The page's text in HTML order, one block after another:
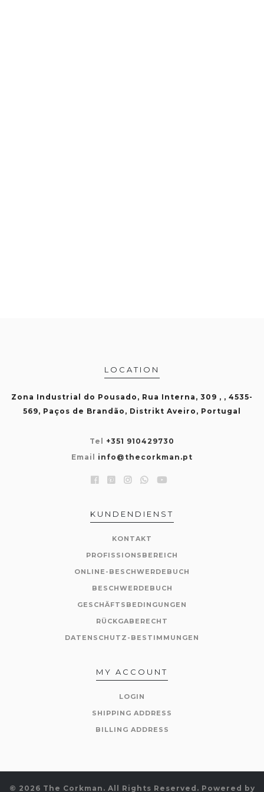
LOCATION
Zona Industrial do Pousado, Rua Interna, 309 , , 4535-
569, Paços de Brandão, Distrikt Aveiro, Portugal
Tel +351 910429730
Email info@thecorkman.pt
KUNDENDIENST
KONTAKT
PROFISSIONSBEREICH
ONLINE-BESCHWERDEBUCH
BESCHWERDEBUCH
GESCHÄFTSBEDINGUNGEN
RÜCKGABERECHT
DATENSCHUTZ-BESTIMMUNGEN
MY ACCOUNT
LOGIN
SHIPPING ADDRESS
BILLING ADDRESS
© 2026 The Corkman. All Rights Reserved. Powered by